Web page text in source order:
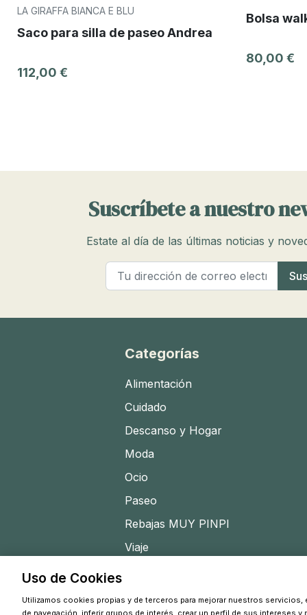
LA GIRAFFA BIANCA E BLU
Saco para silla de paseo Andrea
112,00 €
Bolsa
80,00 €
Suscríbete a nuestro
Estate al día de las últimas noticias y
Categorías
Alimentación
Cuidado
Descanso y Hogar
Moda
Ocio
Paseo
Rebajas MUY PINPI
Viaje
Uso de Cookies
Utilizamos cookies propias y de terceros para mejorar nuestros
de navegación, inferir grupos de interés, crear un perfil de sus intereses